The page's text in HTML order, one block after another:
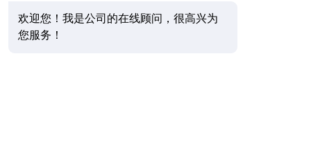
欢迎您！我是公司的在线顾问，很高兴为
您服务！